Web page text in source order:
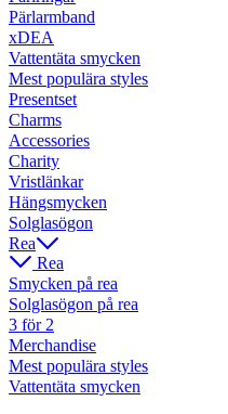
Pärlarmband
xDEA
Vattentäta smycken
Mest populära styles
Presentset
Charms
Accessories
Charity
Vristlänkar
Hängsmycken
Solglasögon
Rea
Rea
Smycken på rea
Solglasögon på rea
3 för 2
Merchandise
Mest populära styles
Vattentäta smycken